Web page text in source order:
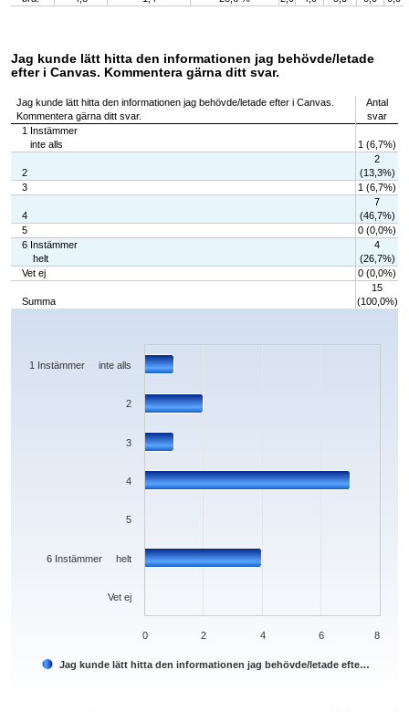
Jag kunde lätt hitta den informationen jag behövde/letade
efter i Canvas. Kommentera gärna ditt svar.
Jag kunde lätt hitta den informationen jag behövde/letade efter i Canvas.
Kommentera gärna ditt svar.
Antal
svar
1 Instämmer
inte alls
1 (6,7%)
2
2
(13,3%)
3
1 (6,7%)
4
7
(46,7%)
5
0 (0,0%)
6 Instämmer
helt
4
(26,7%)
Vet ej
0 (0,0%)
Summa
15
(100,0%)
Chart
The chart has 1 X axis displaying categories.
The chart has 1 Y axis displaying values. Data ranges from 0 to 7.
Jag kunde lätt hitta den informationen jag behövde/letade efte…
Vet ej
6 Instämmer helt
5
4
3
2
1 Instämmer inte alls
0 2 4 6 8